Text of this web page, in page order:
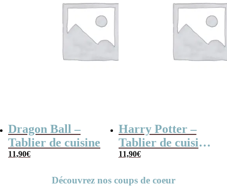
Dragon Ball –
Tablier de cuisine
11,90€
Harry Potter –
Tablier de cuisine
noir Hogwarts
11,90€
Découvrez nos coups de coeur